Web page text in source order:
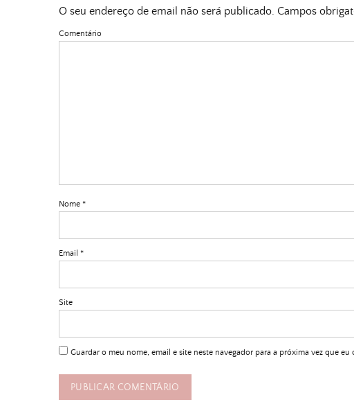
O seu endereço de email não será publicado. Campos
Comentário
Nome *
Email *
Site
Guardar o meu nome, email e site neste navegador para a próxima vez que eu